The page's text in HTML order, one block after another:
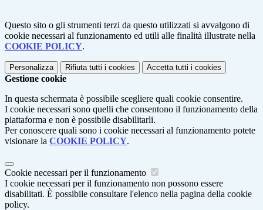
Questo sito o gli strumenti terzi da questo utilizzati si avvalgono di
cookie necessari al funzionamento ed utili alle finalità illustrate nella
COOKIE POLICY.
Personalizza Rifiuta tutti i cookies Accetta tutti i cookies
Gestione cookie
In questa schermata è possibile scegliere quali cookie consentire.
I cookie necessari sono quelli che consentono il funzionamento della
piattaforma e non è possibile disabilitarli.
Per conoscere quali sono i cookie necessari al funzionamento potete
visionare la COOKIE POLICY.
Cookie necessari per il funzionamento
I cookie necessari per il funzionamento non possono essere
disabilitati. È possibile consultare l'elenco nella pagina della cookie
policy.